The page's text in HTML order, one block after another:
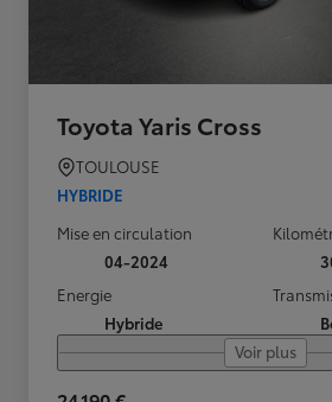
Toyota Yaris Cross
TOULOUSE
HYBRIDE
Mise en circulation
04-2024
Energie
Hybride
Voir plus